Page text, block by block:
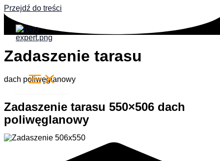
Przejdź do treści
Zadaszenie tarasu
dach poliwęglanowy
Zadaszenie tarasu 550×506 dach
poliwęglanowy